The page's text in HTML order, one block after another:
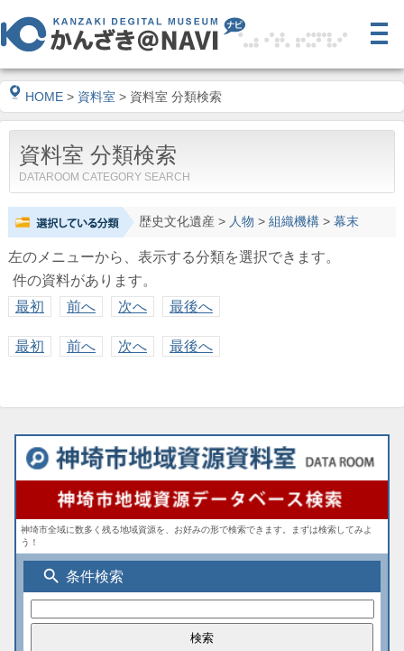
HOME > 資料室 > 資料室 分類検索
資料室 分類検索
DATAROOM CATEGORY SEARCH
歴史文化遺産> 人物 > 組織機構> 幕末
左のメニューから、表示する分類を選択できます。
件の資料があります。
最初
前へ 次へ 最後へ
最初 前へ 次へ 最後へ
神埼市全域に数多く残る地域資源を、お好みの形で検索できます。まずは検索してみよ
う！
search 条件検索